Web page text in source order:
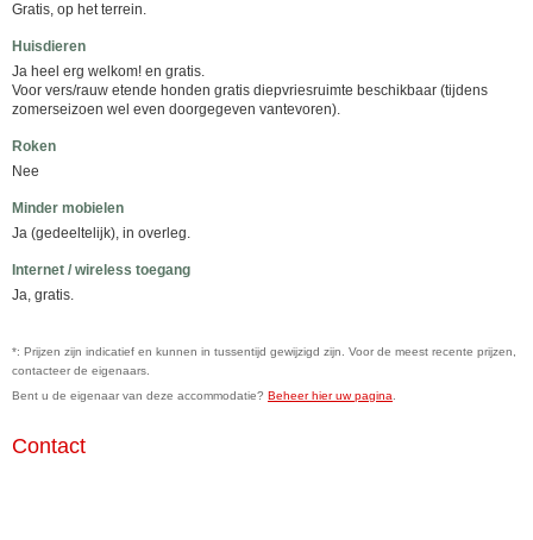
Gratis, op het terrein.
Huisdieren
Ja heel erg welkom! en gratis.
Voor vers/rauw etende honden gratis diepvriesruimte beschikbaar (tijdens
zomerseizoen wel even doorgegeven vantevoren).
Roken
Nee
Minder mobielen
Ja (gedeeltelijk), in overleg.
Internet / wireless toegang
Ja, gratis.
*: Prijzen zijn indicatief en kunnen in tussentijd gewijzigd zijn. Voor de meest recente prijzen,
contacteer de eigenaars.
Bent u de eigenaar van deze accommodatie? Beheer hier uw pagina
Contact